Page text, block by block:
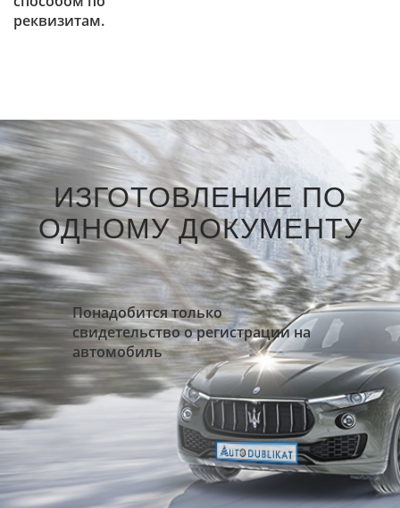
реквизитам.
ИЗГОТОВЛЕНИЕ ПО
ОДНОМУ ДОКУМЕНТУ
Понадобится только
свидетельство о регистрации на
автомобиль